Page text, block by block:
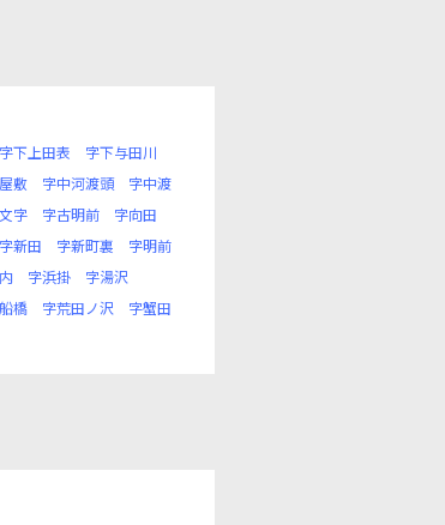
字下上田表
字下与田川
敷 字中河渡頭
字中渡
字 字古明前
字向田
字新田 字新町裏
字明前
字浜掛
字湯沢
橋 字荒田ノ沢
字蟹田